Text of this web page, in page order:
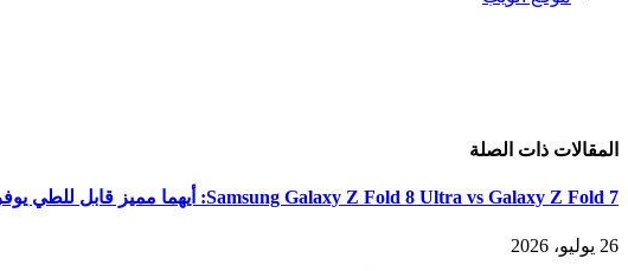
المقالات ذات الصلة
Samsung Galaxy Z Fold 8 Ultra vs Galaxy Z Fold 7: أيهما مميز قابل للطي يوفر قيمة أفضل
26 يوليو، 2026